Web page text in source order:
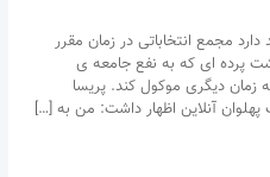
مجمع انتخاباتی در زمان مقرر
پرده ای که به نفع جامعه ی
زمان دیگری موکول کند. پریسا
آنلاین اظهار داشت: من به […]